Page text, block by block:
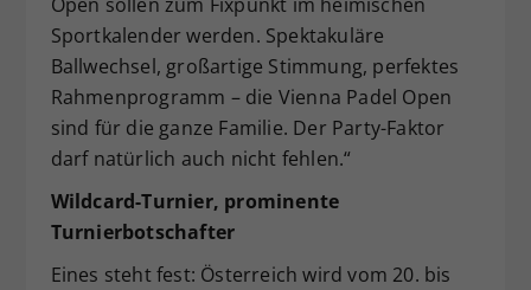
Sportkalender werden. Spektakuläre
Ballwechsel, großartige Stimmung, perfektes
Rahmenprogramm – die Vienna Padel Open
sind für die ganze Familie. Der Party-Faktor
darf natürlich auch nicht fehlen.“
Wildcard-Turnier, prominente
Turnierbotschafter
Eines steht fest: Österreich wird vom 20. bis